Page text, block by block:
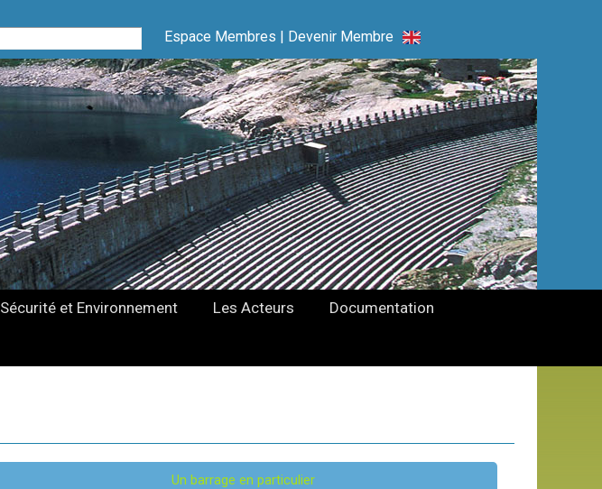
Espace Membres | Devenir Membre
Sécurité et Environnement Les Acteurs
Documentation
Un barrage en particulier